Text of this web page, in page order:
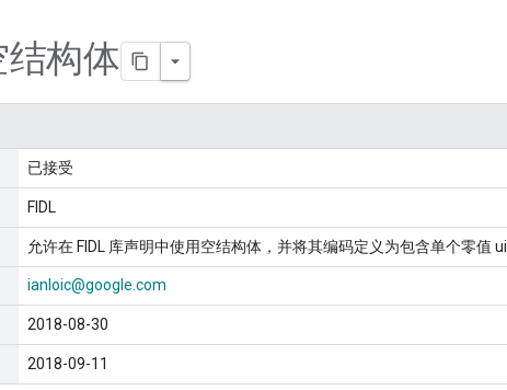
结构体
已接受
FIDL
允许在 FIDL 库声明中使用空结构体，并将其编码定义为包含单个零值
ianloic@google.com
2018-08-30
2018-09-11